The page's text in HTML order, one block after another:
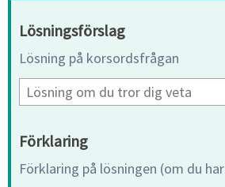
Lösningsförslag
Lösning på korsordsfrågan
Förklaring
Förklaring på lösningen (om du